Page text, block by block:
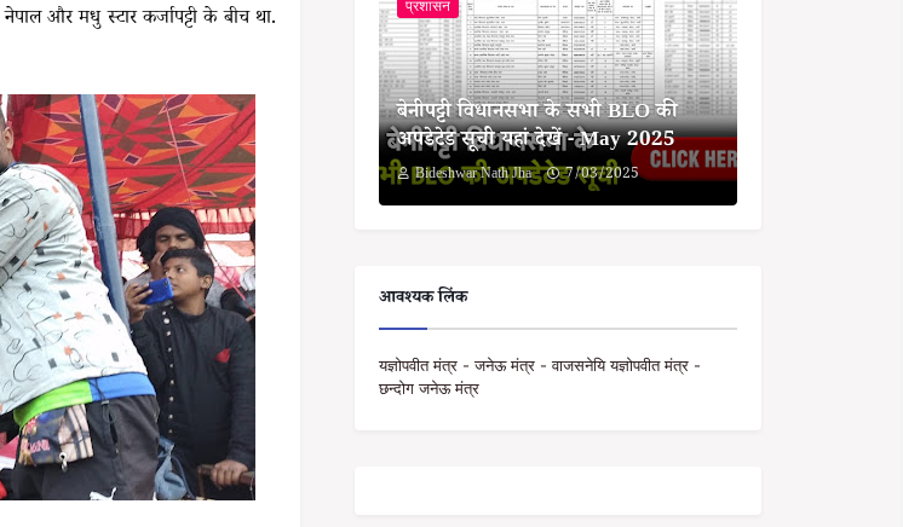
और मधु स्टार कर्जापट्टी के बीच था.
प्रशासन
बेनीपट्टी विधानसभा के सभी BLO की
अपडेटेड सूची यहां देखें - May 2025
Bideshwar Nath Jha 7/03/2025
आवश्यक लिंक
यज्ञोपवीत मंत्र - जनेऊ मंत्र - वाजसनेयि यज्ञोपवीत मंत्र -
छन्दोग जनेऊ मंत्र